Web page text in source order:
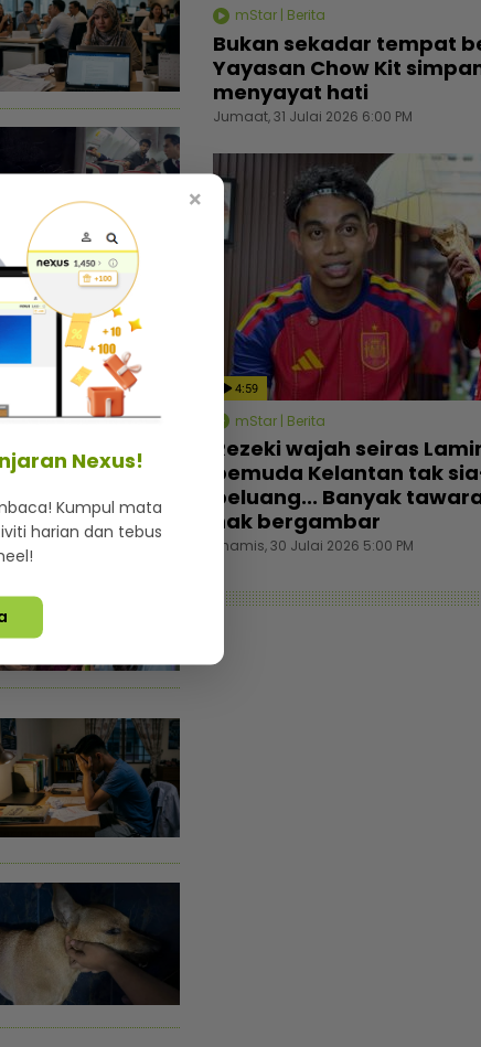
mStar | Berita
Bukan sekadar tempat
Yayasan Chow Kit
menyayat hati
Jumaat, 31 Julai 2026 6:00 PM
4:59
mStar | Berita
Rezeki wajah seiras
pemuda Kelantan tak
peluang... Banyak
nak bergambar
Khamis, 30 Julai 2026 5:00 PM
×
Nexus!
Kumpul mata
harian dan tebus